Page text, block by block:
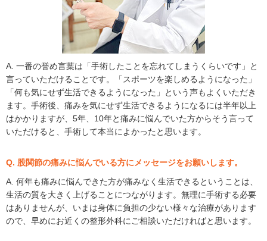
A. 一番の誉め言葉は「手術したことを忘れてしまうくらいです」と
言っていただけることです。「スポーツを楽しめるようになった」
「何も気にせず生活できるようになった」という声もよくいただき
ます。手術後、痛みを気にせず生活できるようになるには半年以上
はかかりますが、5年、10年と痛みに悩んでいた方からそう言って
いただけると、手術して本当によかったと思います。
Q. 股関節の痛みに悩んでいる方にメッセージをお願いします。
A. 何年も痛みに悩んできた方が痛みなく生活できるということは、
生活の質を大きく上げることにつながります。無理に手術する必要
はありませんが、いまは身体に負担の少ない様々な治療があります
ので、早めにお近くの整形外科にご相談いただければと思います。